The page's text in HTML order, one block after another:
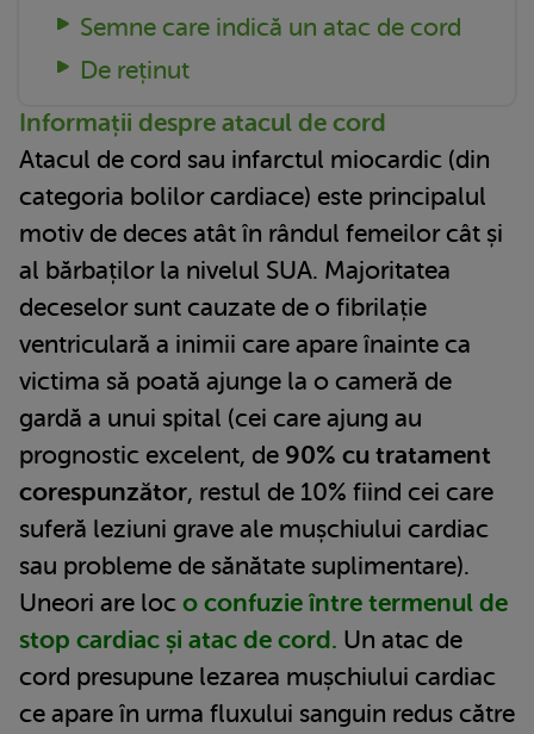
Semne care indică un atac de cord
De reținut
Informații despre atacul de cord
Atacul de cord sau infarctul miocardic (din
categoria bolilor cardiace) este principalul
motiv de deces atât în rândul femeilor cât și
al bărbaților la nivelul SUA. Majoritatea
deceselor sunt cauzate de o fibrilație
ventriculară a inimii care apare înainte ca
victima să poată ajunge la o cameră de
gardă a unui spital (cei care ajung au
prognostic excelent, de 90% cu tratament
corespunzător, restul de 10% fiind cei care
suferă leziuni grave ale mușchiului cardiac
sau probleme de sănătate suplimentare).
Uneori are loc o confuzie între termenul de
stop cardiac și atac de cord. Un atac de
cord presupune lezarea mușchiului cardiac
ce apare în urma fluxului sanguin redus către